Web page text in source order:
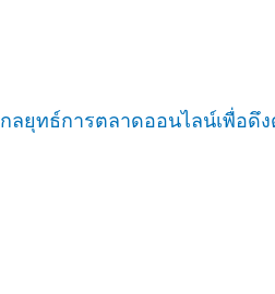
กลยุทธ์การตลาดออนไลน์เพื่อดึ